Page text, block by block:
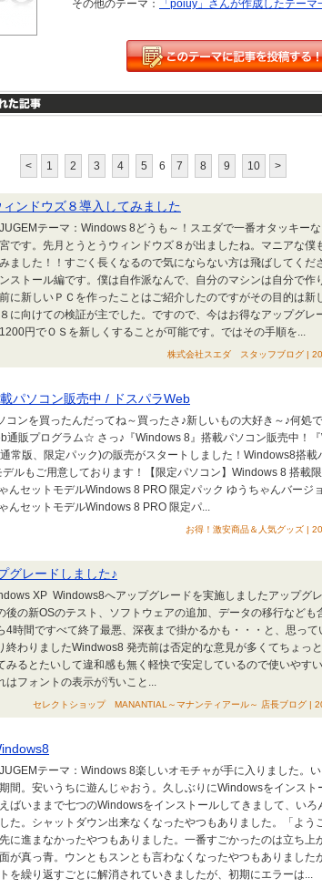
その他のテーマ：
「poiuy」さんが作成したテーマ
< 1 2 3 4 5 6 7 8 9 10 >
ィンドウズ８導入してみました
JUGEMテーマ：Windows 8どうも～！スエダで一番オタッキー
宮です。先月とうとうウィンドウズ８が出ましたね。マニアな僕
みました！！すごく長くなるので気にならない方は飛ばしてくだ
ンストール編です。僕は自作派なんで、自分のマシンは自分で作
前に新しいＰＣを作ったことはご紹介したのですがその目的は新
８に向けての検証が主でした。ですので、今はお得なアップグレ
1200円でＯＳを新しくすることが可能です。ではその手順を...
株式会社スエダ スタッフブログ |
載パソコン販売中 / ドスパラWeb
コンを買ったんだってね～買ったさ♪新しいもの大好き～♪何処
通販プログラム☆ さっ♪『Windows 8』搭載パソコン販売中！
常版、限定パック)の販売がスタートしました！Windows8搭載
デルもご用意しております！【限定パソコン】Windows 8 搭載
んセットモデルWindows 8 PRO 限定パック ゆうちゃんバージ
んセットモデルWindows 8 PRO 限定パ...
お得！激安商品＆人気グッズ |
グレードしました♪
XP Windows8へアップグレードを実施しましたアップグ
後の新OSのテスト、ソフトウェアの追加、データの移行なども
4時間ですべて終了最悪、深夜まで掛かるかも・・・と、思って
終わりましたWindwos8 発売前は否定的な意見が多くてちょっ
みるとたいして違和感も無く軽快で安定しているので使いやす
はフォントの表示が汚いこと...
セレクトショップ MANANTIAL～マナンティアール～ 店長ブログ |
JUGEMテーマ：Windows 8楽しいオモチャが手に入りました。い
期間。安いうちに遊んじゃおう。久しぶりにWindowsをインスト
えばいままで七つのWindowsをインストールしてきまして、いろ
した。シャットダウン出来なくなったやつもありました。「よう
先に進まなかったやつもありました。一番すごかったのは立ち上
面が真っ青。ウンともスンとも言わなくなったやつもありました
トを繰り返すごとに解消されていきましたが、初期にエラーは...